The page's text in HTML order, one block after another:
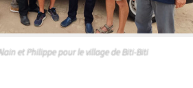
et Philippe pour le village de Biti-Biti